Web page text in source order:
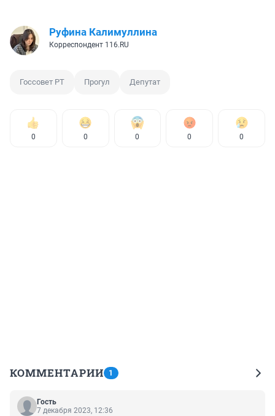
Руфина Калимуллина
Корреспондент 116.RU
Госсовет РТ Прогул Депутат
0 0 0 0 0
КОММЕНТАРИИ 1
Гость
7 декабря 2023, 12:36